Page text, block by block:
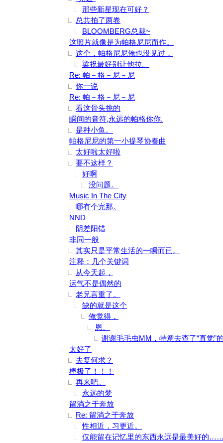
那些新星现在可好？
总共拍了两卷
BLOOMBERG总裁~
这照片就像是为帕格尼尼而作。
这个，帕格尼尼俺也没见过，
梁祝最好别让他拉。
Re: 帕－格－尼－尼
你一说
Re: 帕－格－尼－尼
看这骨头挑的
瞬间的音符,永远的帕格你你.
是种小鱼。
帕格尼尼的第一小提琴协奏曲
太好啦太好啦
要不这样？
好啊
没问题。
Music In The City
哪有个完那。
NND
阴差阳错
非同一般
其实只是平常生活的一瞬而已。
注释：几个关键词
从今天起，
运气不是偶然的
老兄言重了。
缺的就是这个
俺觉得，
恩。
谢谢毛毛虫MM，特意去查了“直觉”
太好了
夫复何求？
棒极了！！！
再来吧。
永远的梦
留淌之于奔放
Re: 留淌之于奔放
性相近，习更近。
仅能留在记忆里的东西永远是最美好的